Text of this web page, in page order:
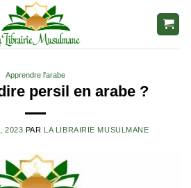
Apprendre l'arabe
persil en arabe ?
2023 PAR LA LIBRAIRIE MUSULMANE